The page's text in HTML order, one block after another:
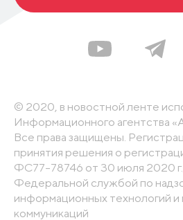
© 2020, в новостной ленте
Информационного агентства
Все права защищены.
принятия решения о
ФС77-78746 от 30 июля 2020
Федеральной службой по
информационных технологий и
коммуникаций